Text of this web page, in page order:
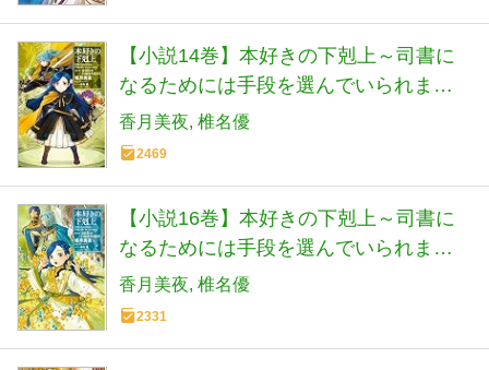
【小説14巻】本好きの下剋上～司書に
なるためには手段を選んでいられませ
ん～第四部「貴族院の自称図書委員2」
香月美夜 椎名優
2469
【小説16巻】本好きの下剋上～司書に
なるためには手段を選んでいられませ
ん～第四部「貴族院の自称図書委員4」
香月美夜 椎名優
2331